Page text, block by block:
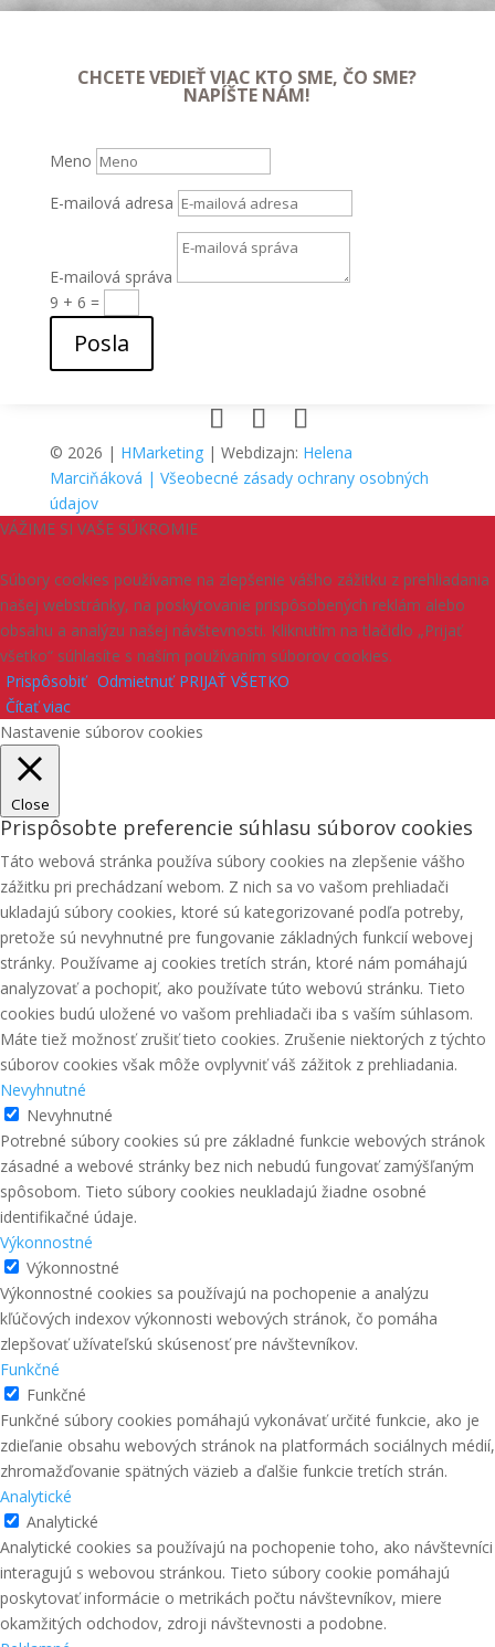
CHCETE VEDIEŤ VIAC KTO SME, ČO SME?
NAPÍŠTE NÁM!
Meno
E-mailová adresa
E-mailová správa
9 + 6 =
Posla
© 2026 | HMarketing| Webdizajn: Helena
Marciňáková | Všeobecné zásady ochrany osobných
údajov
VÁŽIME SI VAŠE SÚKROMIE
Súbory cookies používame na zlepšenie vášho zážitku z prehliadania
našej webstránky, na poskytovanie prispôsobených reklám alebo
obsahu a analýzu našej návštevnosti. Kliknutím na tlačidlo „Prijať
všetko“ súhlasíte s naším používaním súborov cookies.
Prispôsobiť Odmietnuť PRIJAŤ VŠETKO
Čítať viac
Nastavenie súborov cookies
Close
Prispôsobte preferencie súhlasu súborov cookies
Táto webová stránka používa súbory cookies na zlepšenie vášho
zážitku pri prechádzaní webom. Z nich sa vo vašom prehliadači
ukladajú súbory cookies, ktoré sú kategorizované podľa potreby,
pretože sú nevyhnutné pre fungovanie základných funkcií webovej
stránky. Používame aj cookies tretích strán, ktoré nám pomáhajú
analyzovať a pochopiť, ako používate túto webovú stránku. Tieto
cookies budú uložené vo vašom prehliadači iba s vaším súhlasom.
Máte tiež možnosť zrušiť tieto cookies. Zrušenie niektorých z týchto
súborov cookies však môže ovplyvniť váš zážitok z prehliadania.
Nevyhnutné
Nevyhnutné
Potrebné súbory cookies sú pre základné funkcie webových stránok
zásadné a webové stránky bez nich nebudú fungovať zamýšľaným
spôsobom. Tieto súbory cookies neukladajú žiadne osobné
identifikačné údaje.
Výkonnostné
Výkonnostné
Výkonnostné cookies sa používajú na pochopenie a analýzu
kľúčových indexov výkonnosti webových stránok, čo pomáha
zlepšovať užívateľskú skúsenosť pre návštevníkov.
Funkčné
Funkčné
Funkčné súbory cookies pomáhajú vykonávať určité funkcie, ako je
zdieľanie obsahu webových stránok na platformách sociálnych médií,
zhromažďovanie spätných väzieb a ďalšie funkcie tretích strán.
Analytické
Analytické
Analytické cookies sa používajú na pochopenie toho, ako návštevníci
interagujú s webovou stránkou. Tieto súbory cookie pomáhajú
poskytovať informácie o metrikách počtu návštevníkov, miere
okamžitých odchodov, zdroji návštevnosti a podobne.